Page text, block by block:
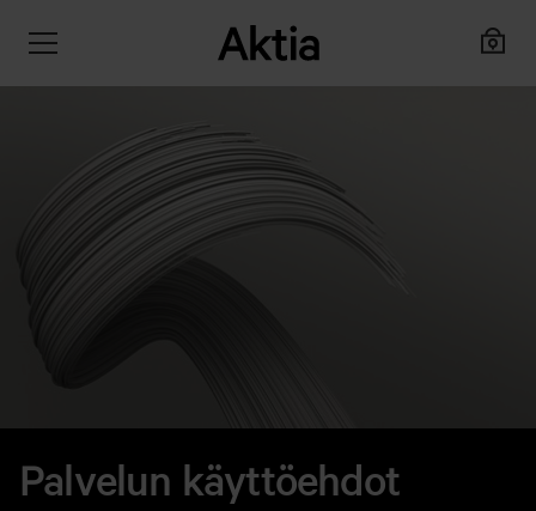
Palvelun käyttöehdot